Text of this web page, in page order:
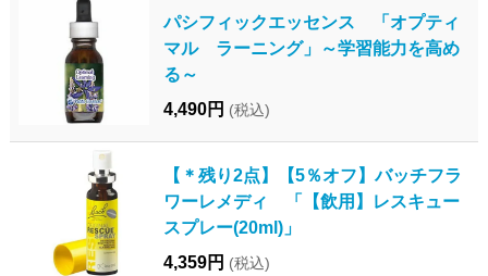
パシフィックエッセンス 「オプティ
マル ラーニング」～学習能力を高め
る～
4,490円 (税込)
【＊残り2点】【5％オフ】バッチフラ
ワーレメディ 「【飲用】レスキュー
スプレー(20ml)」
4,359円 (税込)